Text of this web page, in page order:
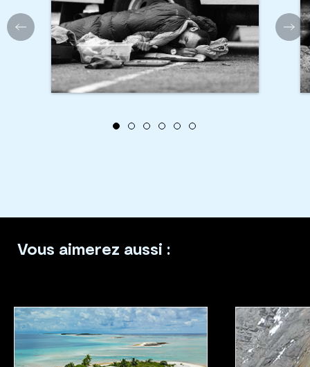
Vous aimerez aussi :